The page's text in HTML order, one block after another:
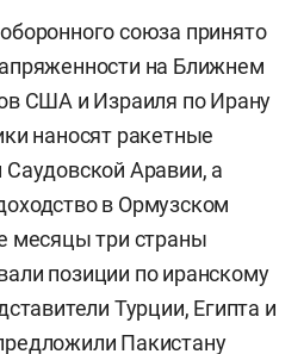
союза принято
на Ближнем
США и Израиля по Ирану
наносят ракетные
Аравии, а
в Ормузском
месяцы три страны
позиции по иранскому
Турции, Египта и
Пакистану